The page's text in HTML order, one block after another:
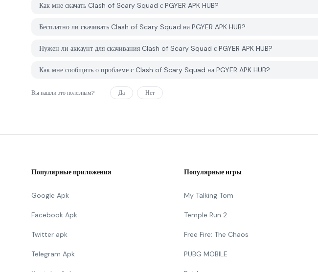
Как мне скачать Clash of Scary Squad с PGYER APK HUB?
Бесплатно ли скачивать Clash of Scary Squad на PGYER APK HUB?
Нужен ли аккаунт для скачивания Clash of Scary Squad с PGYER APK HUB?
Как мне сообщить о проблеме с Clash of Scary Squad на PGYER APK HUB?
Вы нашли это полезным? Да Нет
Популярные приложения
Google Apk
Facebook Apk
Twitter apk
Telegram Apk
Популярные игры
My Talking Tom
Temple Run 2
Free Fire: The Chaos
PUBG MOBILE